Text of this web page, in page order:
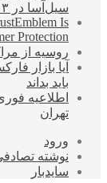
سیل‌آسا در ۳ استان
Is
Protection
روسیه از
آیا بازار
باید بداند
اطلاعیه
تهران
ورود
نوشته
سایدبار